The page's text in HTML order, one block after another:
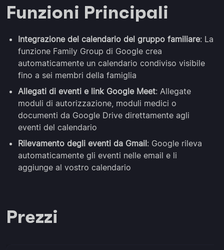
Funzioni Principali
Integrazione del calendario del gruppo familiare: La
funzione Family Group di Google crea
automaticamente un calendario condiviso visibile
fino a sei membri della famiglia
Allegati di eventi e link Google Meet: Allegate
moduli di autorizzazione, moduli medici o
documenti da Google Drive direttamente agli
eventi del calendario
Rilevamento degli eventi da Gmail: Google rileva
automaticamente gli eventi nelle email e li
aggiunge al vostro calendario
Prezzi